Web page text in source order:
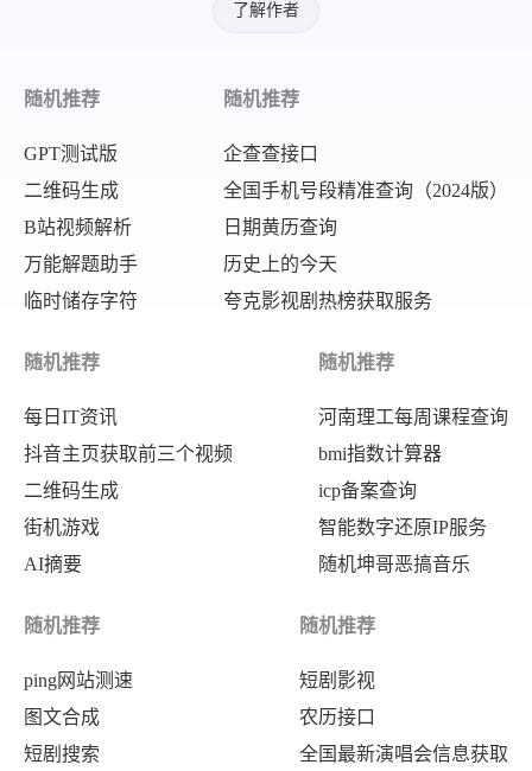
了解作者
随机推荐
GPT测试版
二维码生成
B站视频解析
万能解题助手
临时储存字符
随机推荐
企查查接口
全国手机号段精准查询（2024版）
日期黄历查询
历史上的今天
夸克影视剧热榜获取服务
随机推荐
每日IT资讯
抖音主页获取前三个视频
二维码生成
街机游戏
AI摘要
随机推荐
河南理工每周课程查询
bmi指数计算器
icp备案查询
智能数字还原IP服务
随机坤哥恶搞音乐
随机推荐
ping网站测速
图文合成
短剧搜索
随机推荐
短剧影视
农历接口
全国最新演唱会信息获取